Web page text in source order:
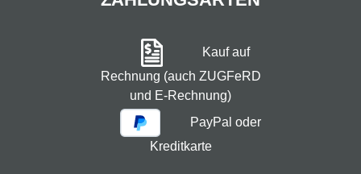
Kauf auf
Rechnung (auch ZUGFeRD
und E-Rechnung)
PayPal oder
Kreditkarte